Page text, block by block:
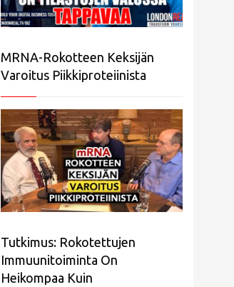
MRNA-Rokotteen Keksijän
Varoitus Piikkiproteiinista
Tutkimus: Rokotettujen
Immuunitoiminta On
Heikompaa Kuin